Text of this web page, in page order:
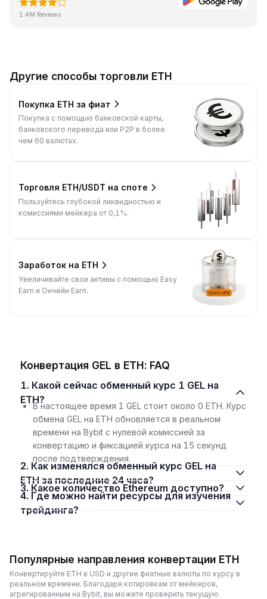
1.4M Reviews
Другие способы торговли ETH
Покупка ETH за фиат
Покупка с помощью банковской карты,
банковского перевода или P2P в более
чем 60 валютах.
Торговля ETH/USDT на споте
Пользуйтесь глубокой ликвидностью и
комиссиями мейкера от 0,1%.
Заработок на ETH
Увеличивайте свои активы с помощью Easy
Earn и Ончейн Earn.
Конвертация GEL в ETH: FAQ
1. Какой сейчас обменный курс 1 GEL на
ETH?
В настоящее время 1 GEL стоит около 0 ETH. Курс
обмена GEL на ETH обновляется в реальном
времени на Bybit с нулевой комиссией за
конвертацию и фиксацией курса на 15 секунд
после подтверждения.
2. Как изменялся обменный курс GEL на
ETH за последние 24 часа?
3. Какое количество Ethereum доступно?
4. Где можно найти ресурсы для изучения
трейдинга?
Популярные направления конвертации ETH
Конвертируйте ETH в USD и другие фиатные валюты по курсу в
реальном времени. Благодаря котировкам от мейкеров,
агрегированным на Bybit, вы можете проверить текущую